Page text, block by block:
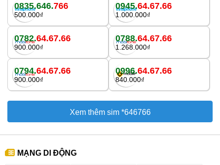
0835.646.766
500.000₫
0945.64.67.66
1.000.000₫
0782.64.67.66
900.000₫
0788.64.67.66
1.268.000₫
0794.64.67.66
900.000₫
0996.64.67.66
840.000₫
Xem thêm sim *646766
MẠNG DI ĐỘNG